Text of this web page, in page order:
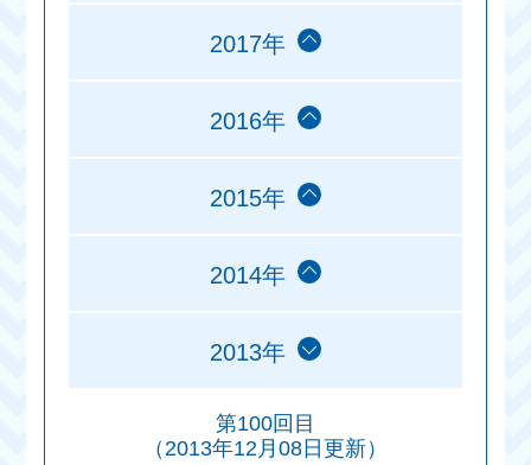
2017年
2016年
2015年
2014年
2013年
第100回目
（2013年12月08日更新）